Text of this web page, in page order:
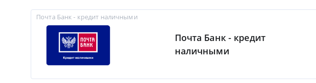
Почта Банк - кредит наличными
Почта Банк - кредит
наличными